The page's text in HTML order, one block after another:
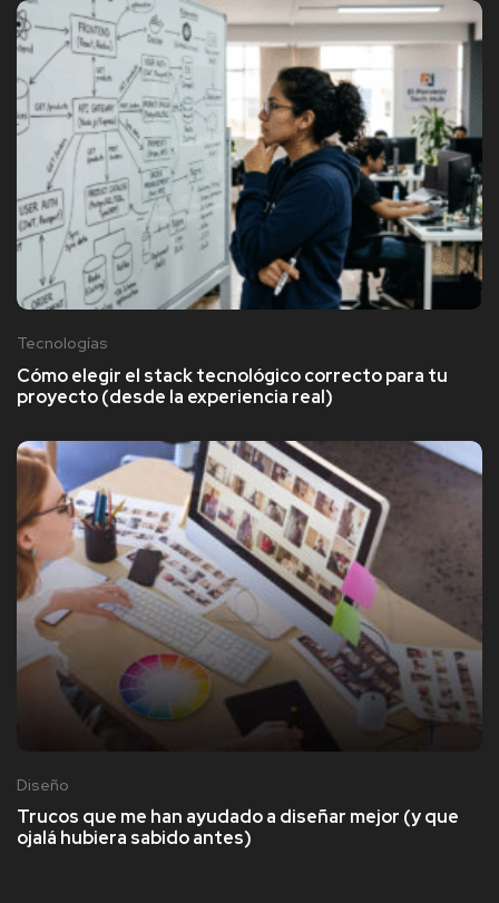
Tecnologías
Cómo elegir el stack tecnológico correcto para tu
proyecto (desde la experiencia real)
Diseño
Trucos que me han ayudado a diseñar mejor (y que
ojalá hubiera sabido antes)